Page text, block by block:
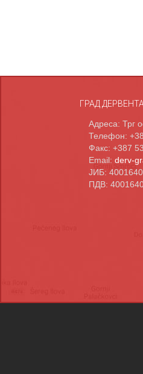
ГРАД ДЕРВЕНТА
Адреса: Трг
Телефон:
Факс: +387
Email: derv-
ЈИБ:
ПДВ: